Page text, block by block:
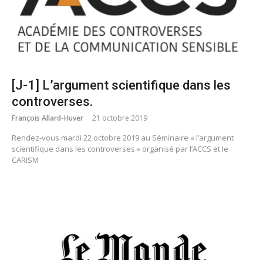
[J-1] L’argument scientifique dans les
controverses.
François Allard-Huver 21 octobre 2019
Rendez-vous mardi 22 octobre 2019 au Séminaire « l’argument
scientifique dans les controverses » organisé par l’ACCS et le
CARISM